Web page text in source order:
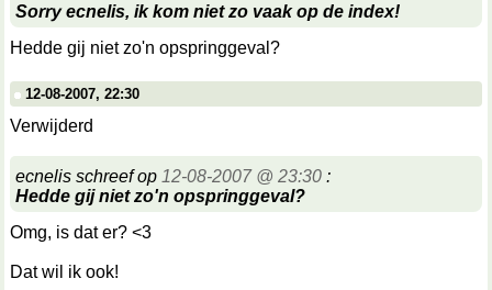
Sorry ecnelis, ik kom niet zo vaak op de index!
Hedde gij niet zo'n opspringgeval?
12-08-2007, 22:30
Verwijderd
ecnelis schreef op 12-08-2007 @ 23:30 :
Hedde gij niet zo'n opspringgeval?
Omg, is dat er? <3
Dat wil ik ook!